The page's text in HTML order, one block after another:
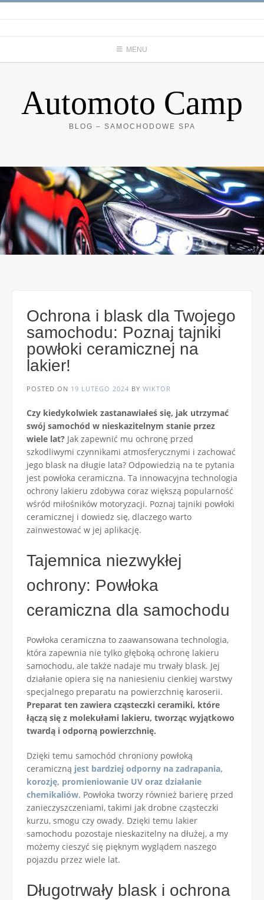
Skip
MENU
Automoto Camp
BLOG – SAMOCHODOWE SPA
Ochrona i blask dla Twojego
samochodu: Poznaj tajniki
powłoki ceramicznej na
lakier!
POSTED ON 19 LUTEGO 2024 BY WIKTOR
Czy kiedykolwiek zastanawiałeś się, jak utrzymać
swój samochód w nieskazitelnym stanie przez
wiele lat? Jak zapewnić mu ochronę przed
szkodliwymi czynnikami atmosferycznymi i zachować
jego blask na długie lata? Odpowiedzią na te pytania
jest powłoka ceramiczna. Ta innowacyjna technologia
ochrony lakieru zdobywa coraz większą popularność
wśród miłośników motoryzacji. Poznaj tajniki powłoki
ceramicznej i dowiedz się, dlaczego warto
zainwestować w jej aplikację.
Tajemnica niezwykłej
ochrony: Powłoka
ceramiczna dla samochodu
Powłoka ceramiczna to zaawansowana technologia,
która zapewnia nie tylko głęboką ochronę lakieru
samochodu, ale także nadaje mu trwały blask. Jej
działanie opiera się na naniesieniu cienkiej warstwy
specjalnego preparatu na powierzchnię karoserii.
Preparat ten zawiera cząsteczki ceramiki, które
łączą się z molekułami lakieru, tworząc wyjątkowo
twardą i odporną powierzchnię.
Dzięki temu samochód chroniony powłoką
ceramiczną jest bardziej odporny na zadrapania,
korozję, promieniowanie UV oraz działanie
chemikaliów. Powłoka tworzy również barierę przed
zanieczyszczeniami, takimi jak drobne cząsteczki
kurzu, smogu czy owady. Dzięki temu lakier
samochodu pozostaje nieskazitelny na dłużej, a my
możemy cieszyć się pięknym wyglądem naszego
pojazdu przez wiele lat.
Długotrwały blask i ochrona